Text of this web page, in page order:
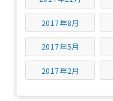
2017年8月
2017年5月
2017年2月